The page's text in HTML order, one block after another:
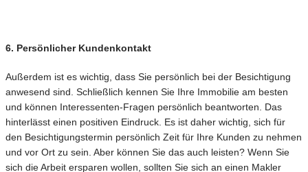
6. Persönlicher Kundenkontakt
Außerdem ist es wichtig, dass Sie persönlich bei der Besichtigung
anwesend sind. Schließlich kennen Sie Ihre Immobilie am besten
und können Interessenten-Fragen persönlich beantworten. Das
hinterlässt einen positiven Eindruck. Es ist daher wichtig, sich für
den Besichtigungstermin persönlich Zeit für Ihre Kunden zu nehmen
und vor Ort zu sein. Aber können Sie das auch leisten? Wenn Sie
sich die Arbeit ersparen wollen, sollten Sie sich an einen Makler